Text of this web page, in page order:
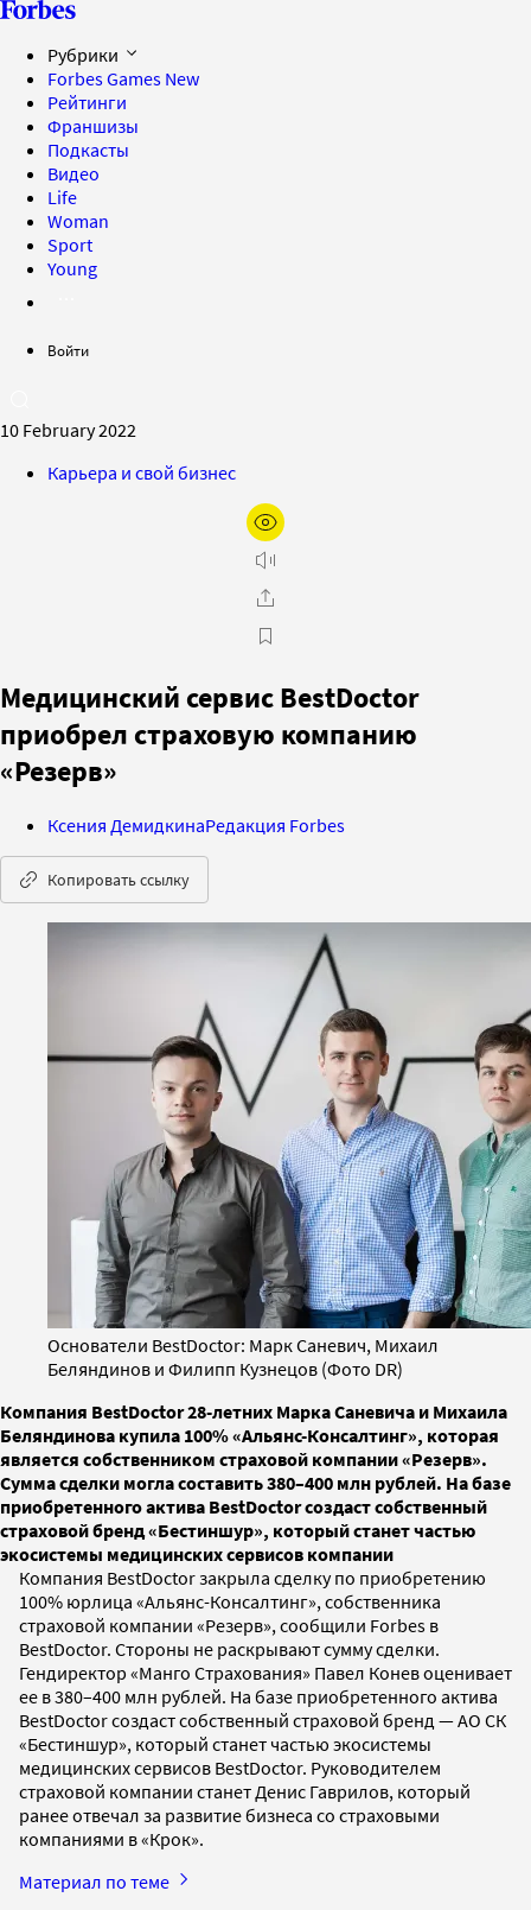
Рубрики
Forbes Games New
Рейтинги
Франшизы
Подкасты
Видео
Life
Woman
Sport
Young
Войти
10 February 2022
Карьера и свой бизнес
Медицинский сервис BestDoctor
приобрел страховую компанию
«Резерв»
Ксения ДемидкинаРедакция Forbes
Копировать ссылку
Основатели BestDoctor: Марк Саневич, Михаил
Беляндинов и Филипп Кузнецов (Фото DR)
Компания BestDoctor 28-летних Марка Саневича и Михаила
Беляндинова купила 100% «Альянс-Консалтинг», которая
является собственником страховой компании «Резерв».
Сумма сделки могла составить 380–400 млн рублей. На базе
приобретенного актива BestDoctor создаст собственный
страховой бренд «Бестиншур», который станет частью
экосистемы медицинских сервисов компании
Компания BestDoctor закрыла сделку по приобретению
100% юрлица «Альянс-Консалтинг», собственника
страховой компании «Резерв», сообщили Forbes в
BestDoctor. Стороны не раскрывают сумму сделки.
Гендиректор «Манго Страхования» Павел Конев оценивает
ее в 380–400 млн рублей. На базе приобретенного актива
BestDoctor создаст собственный страховой бренд — АО СК
«Бестиншур», который станет частью экосистемы
медицинских сервисов BestDoctor. Руководителем
страховой компании станет Денис Гаврилов, который
ранее отвечал за развитие бизнеса со страховыми
компаниями в «Крок».
Материал по теме